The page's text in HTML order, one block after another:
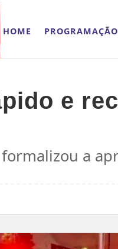
HOME PROGRAMAÇÃO
e
a